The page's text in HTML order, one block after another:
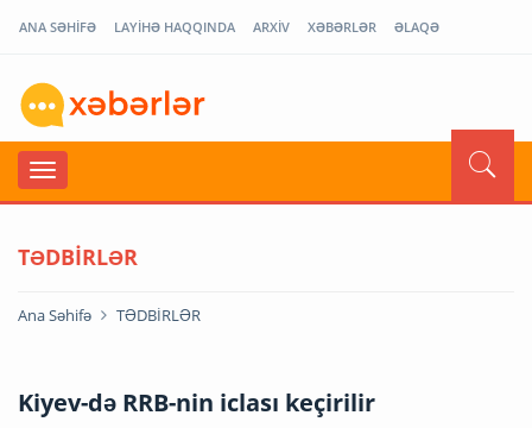
ANA SƏHİFƏ LAYİHƏ HAQQINDA ARXİV XƏBƏRLƏR ƏLAQƏ
TƏDBİRLƏR
Ana Səhifə TƏDBİRLƏR
Kiyev-də RRB-nin iclası keçirilir